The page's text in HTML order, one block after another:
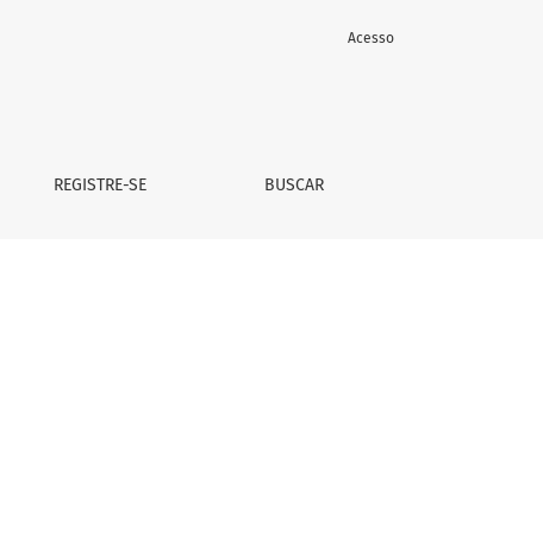
REGISTRE-SE BUSCAR
Acesso